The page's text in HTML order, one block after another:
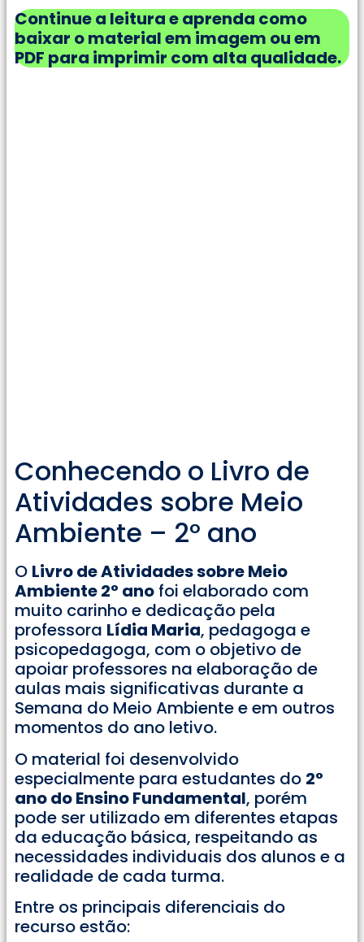
Continue a leitura e aprenda como
baixar o material em imagem ou em
PDF para imprimir com alta qualidade.
Conhecendo o Livro de
Atividades sobre Meio
Ambiente – 2° ano
O Livro de Atividades sobre Meio
Ambiente 2° ano foi elaborado com
muito carinho e dedicação pela
professora Lídia Maria, pedagoga e
psicopedagoga, com o objetivo de
apoiar professores na elaboração de
aulas mais significativas durante a
Semana do Meio Ambiente e em outros
momentos do ano letivo.
O material foi desenvolvido
especialmente para estudantes do 2°
ano do Ensino Fundamental, porém
pode ser utilizado em diferentes etapas
da educação básica, respeitando as
necessidades individuais dos alunos e a
realidade de cada turma.
Entre os principais diferenciais do
recurso estão: